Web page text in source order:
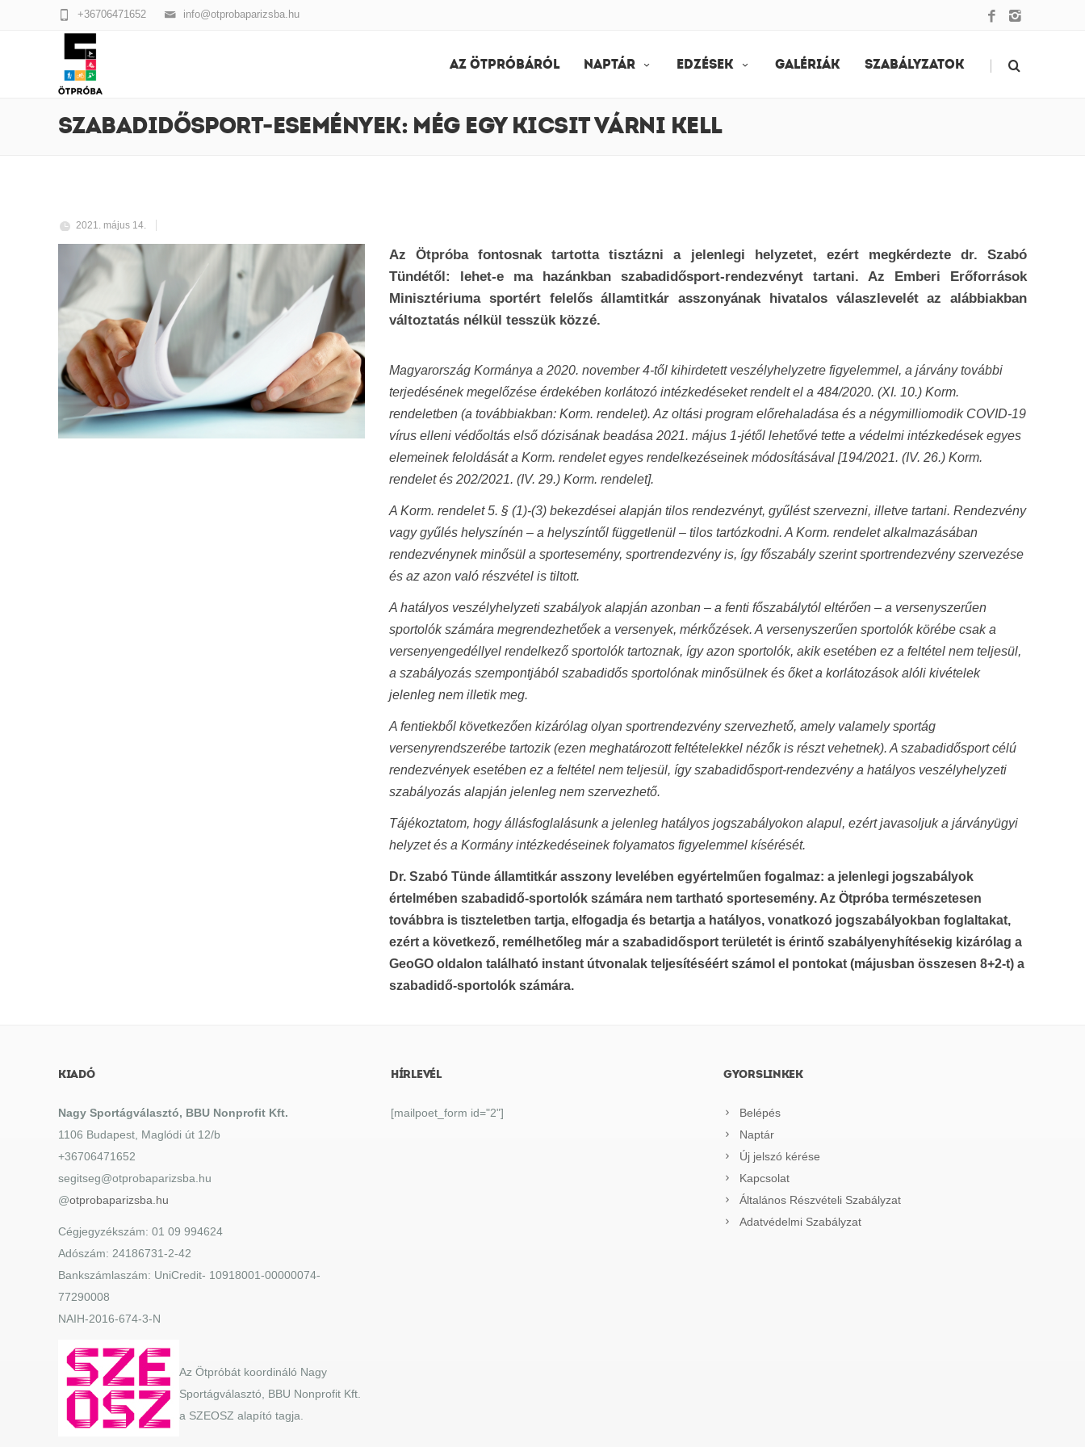
info@otprobaparizsba.hu
+36706471652
AZ ÖTPRÓBÁRÓL NAPTÁR EDZÉSEK GALÉRIÁK SZABÁLYZATOK |
SZABADIDŐSPORT-ESEMÉNYEK: MÉG EGY KICSIT VÁRNI KELL
2021. május 14.
Az Ötpróba fontosnak tartotta tisztázni a jelenlegi helyzetet, ezért megkérdezte dr. Szabó
Tündétől: lehet-e ma hazánkban szabadidősport-rendezvényt tartani. Az Emberi Erőforrások
Minisztériuma sportért felelős államtitkár asszonyának hivatalos válaszlevelét az alábbiakban
változtatás nélkül tesszük közzé.
Magyarország Kormánya a 2020. november 4-től kihirdetett veszélyhelyzetre figyelemmel, a járvány további
terjedésének megelőzése érdekében korlátozó intézkedéseket rendelt el a 484/2020. (XI. 10.) Korm.
rendeletben (a továbbiakban: Korm. rendelet). Az oltási program előrehaladása és a négymilliomodik COVID-19
vírus elleni védőoltás első dózisának beadása 2021. május 1-jétől lehetővé tette a védelmi intézkedések egyes
elemeinek feloldását a Korm. rendelet egyes rendelkezéseinek módosításával [194/2021. (IV. 26.) Korm.
rendelet és 202/2021. (IV. 29.) Korm. rendelet].
A Korm. rendelet 5. § (1)-(3) bekezdései alapján tilos rendezvényt, gyűlést szervezni, illetve tartani. Rendezvény
vagy gyűlés helyszínén – a helyszíntől függetlenül – tilos tartózkodni. A Korm. rendelet alkalmazásában
rendezvénynek minősül a sportesemény, sportrendezvény is, így főszabály szerint sportrendezvény szervezése
és az azon való részvétel is tiltott.
A hatályos veszélyhelyzeti szabályok alapján azonban – a fenti főszabálytól eltérően – a versenyszerűen
sportolók számára megrendezhetőek a versenyek, mérkőzések. A versenyszerűen sportolók körébe csak a
versenyengedéllyel rendelkező sportolók tartoznak, így azon sportolók, akik esetében ez a feltétel nem teljesül,
a szabályozás szempontjából szabadidős sportolónak minősülnek és őket a korlátozások alóli kivételek
jelenleg nem illetik meg.
A fentiekből következően kizárólag olyan sportrendezvény szervezhető, amely valamely sportág
versenyrendszerébe tartozik (ezen meghatározott feltételekkel nézők is részt vehetnek). A szabadidősport célú
rendezvények esetében ez a feltétel nem teljesül, így szabadidősport-rendezvény a hatályos veszélyhelyzeti
szabályozás alapján jelenleg nem szervezhető.
Tájékoztatom, hogy állásfoglalásunk a jelenleg hatályos jogszabályokon alapul, ezért javasoljuk a járványügyi
helyzet és a Kormány intézkedéseinek folyamatos figyelemmel kísérését.
Dr. Szabó Tünde államtitkár asszony levelében egyértelműen fogalmaz: a jelenlegi jogszabályok
értelmében szabadidő-sportolók számára nem tartható sportesemény. Az Ötpróba természetesen
továbbra is tiszteletben tartja, elfogadja és betartja a hatályos, vonatkozó jogszabályokban foglaltakat,
ezért a következő, remélhetőleg már a szabadidősport területét is érintő szabályenyhítésekig kizárólag a
GeoGO oldalon található instant útvonalak teljesítéséért számol el pontokat (májusban összesen 8+2-t) a
szabadidő-sportolók számára.
KIADÓ
Nagy Sportágválasztó, BBU Nonprofit Kft.
1106 Budapest, Maglódi út 12/b
+36706471652
segitseg@otprobaparizsba.hu
@otprobaparizsba.hu
Cégjegyzékszám: 01 09 994624
Adószám: 24186731-2-42
Bankszámlaszám: UniCredit- 10918001-00000074-
77290008
NAIH-2016-674-3-N
Az Ötpróbát koordináló Nagy
Sportágválasztó, BBU Nonprofit Kft.
a SZEOSZ alapító tagja.
HÍRLEVÉL
[mailpoet_form id="2"]
GYORSLINKEK
Belépés
Naptár
Új jelszó kérése
Kapcsolat
Általános Részvételi Szabályzat
Adatvédelmi Szabályzat